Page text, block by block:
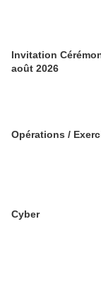
Invitation
août 2026
Opérations /
Cyber